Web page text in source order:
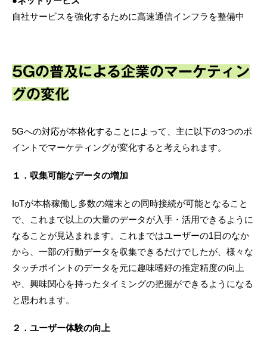
自社サービスを強化するために高速通信インフラを整備中
5Gの普及による企業のマーケティン
グの変化
5Gへの対応が本格化することによって、主に以下の3つのポ
イントでマーケティングが変化すると考えられます。
１．収集可能なデータの増加
IoTが本格稼働し多数の端末との同時接続が可能となること
で、これまで以上の大量のデータが入手・活用できるように
なることが見込まれます。これまではユーザーの1日のなか
から、一部の行動データを収集できるだけでしたが、様々な
タッチポイントのデータを元に趣味嗜好の推定精度の向上
や、興味関心を持ったタイミングの把握ができるようになる
と思われます。
２．ユーザー体験の向上